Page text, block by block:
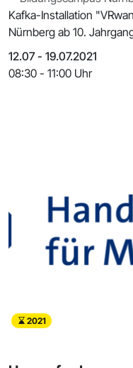
Kafka-Installation
Nürnberg ab 10.
12.07 - 19.07.2021
08:30 - 11:00 Uhr
2021